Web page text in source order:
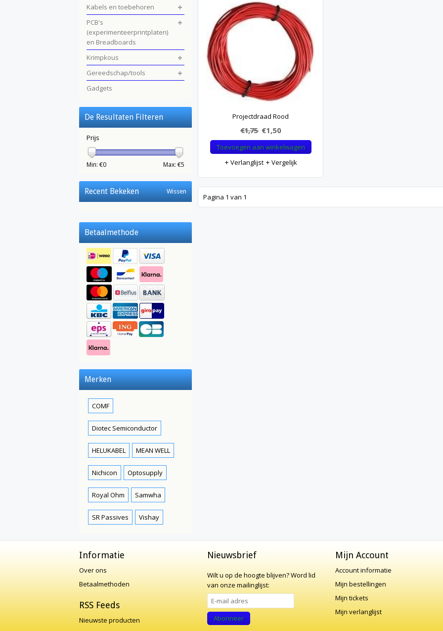
Projectdraad Rood
€1,75 €1,50
Toevoegen aan winkelwagen
Verlanglijst
Vergelijk
Pagina 1 van 1
Kabels en toebehoren
PCB's
(experimenteerprintplaten)
en Breadboards
Krimpkous
Gereedschap/tools
Gadgets
De Resultaten Filteren
Prijs
Min: €0 Max: €5
Recent Bekeken Wissen
Betaalmethode
Merken
COMF
Diotec Semiconductor
HELUKABEL MEAN WELL
Nichicon Optosupply
Royal Ohm Samwha
SR Passives Vishay
Informatie
Over ons
Betaalmethoden
RSS Feeds
Nieuwste producten
Nieuwsbrief
Wilt u op de hoogte blijven?Word lid
van onze mailinglijst:
Abonneer
Mijn Account
Account informatie
Mijn bestellingen
Mijn tickets
Mijn verlanglijst